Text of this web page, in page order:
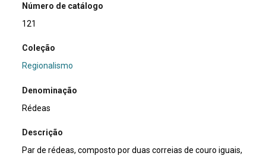
Número de catálogo
121
Coleção
Regionalismo
Denominação
Rédeas
Descrição
Par de rédeas, composto por duas correias de couro iguais,